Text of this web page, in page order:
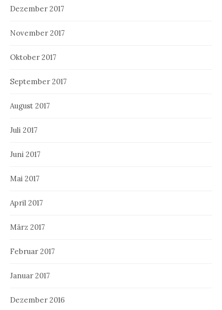
Dezember 2017
November 2017
Oktober 2017
September 2017
August 2017
Juli 2017
Juni 2017
Mai 2017
April 2017
März 2017
Februar 2017
Januar 2017
Dezember 2016